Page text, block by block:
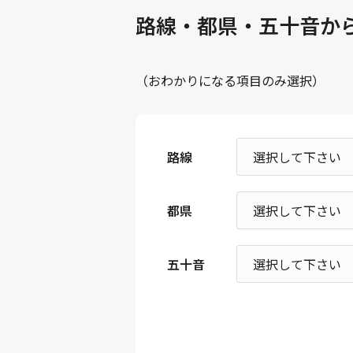
路線・都県・五十音か
（おわかりになる項目のみ選択）
路線
都県
五十音